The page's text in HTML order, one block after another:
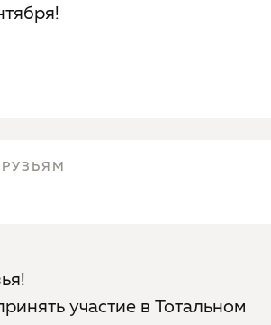
участие в Тотальном